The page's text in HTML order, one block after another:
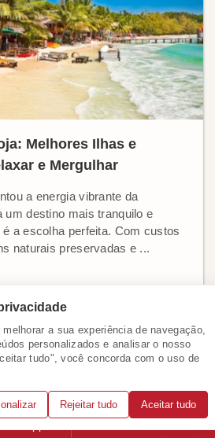
Melhores Ilhas e
e Mergulhar
a energia vibrante da
um destino mais tranquilo e
a escolha perfeita. Com custos
naturais preservadas e ...
Mundo Asia?
a sua experiência de navegação,
personalizados e analisar o nosso
tudo", você concorda com o uso de
Rejeitar tudo Aceitar tudo